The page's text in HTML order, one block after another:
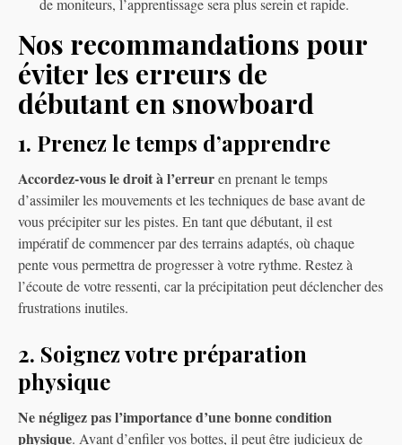
Nos recommandations pour
éviter les erreurs de
débutant en snowboard
1. Prenez le temps d’apprendre
Accordez-vous le droit à l’erreuren prenant le temps
d’assimiler les mouvements et les techniques de base avant de
vous précipiter sur les pistes. En tant que débutant, il est
impératif de commencer par des terrains adaptés, où chaque
pente vous permettra de progresser à votre rythme. Restez à
l’écoute de votre ressenti, car la précipitation peut déclencher des
frustrations inutiles.
2. Soignez votre préparation
physique
Ne négligez pas l’importance d’une bonne condition
physique. Avant d’enfiler vos bottes, il peut être judicieux de